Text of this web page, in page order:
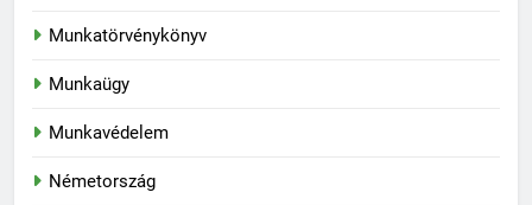
Munkatörvénykönyv
Munkaügy
Munkavédelem
Németország